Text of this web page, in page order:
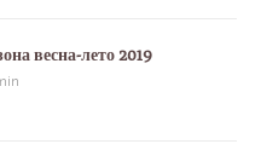
весна-лето 2019